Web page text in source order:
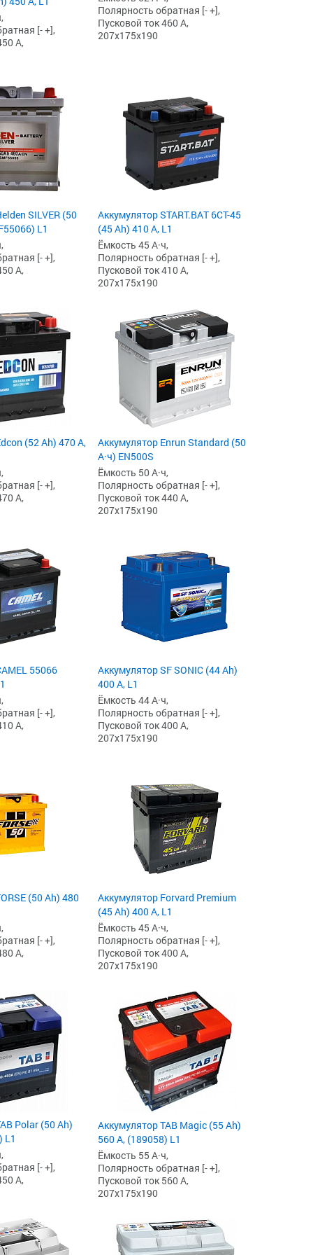
[- +],
А,
Полярность обратная [- +],
Пусковой ток 460 А,
207x175x190
SILVER (50
L1
[- +],
А,
Аккумулятор START.BAT 6СТ-45
(45 Ah) 410 А, L1
Ёмкость 45 А·ч,
Полярность обратная [- +],
Пусковой ток 410 А,
207x175x190
(52 Ah) 470 А,
[- +],
А,
Аккумулятор Enrun Standard (50
А·ч) EN500S
Ёмкость 50 А·ч,
Полярность обратная [- +],
Пусковой ток 440 А,
207x175x190
55066
[- +],
А,
Аккумулятор SF SONIC (44 Ah)
400 А, L1
Ёмкость 44 А·ч,
Полярность обратная [- +],
Пусковой ток 400 А,
207x175x190
(50 Ah) 480
[- +],
А,
Аккумулятор Forvard Premium
(45 Ah) 400 А, L1
Ёмкость 45 А·ч,
Полярность обратная [- +],
Пусковой ток 400 А,
207x175x190
Polar (50 Ah)
L1
[- +],
А,
Аккумулятор TAB Magic (55 Ah)
560 А, (189058) L1
Ёмкость 55 А·ч,
Полярность обратная [- +],
Пусковой ток 560 А,
207x175x190